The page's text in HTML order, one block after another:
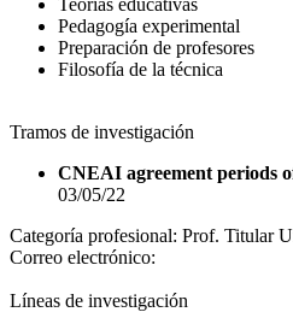
Pedagogía experimental
Preparación de profesores
Filosofía de la técnica
Tramos de investigación
CNEAI agreement periods
03/05/22
Categoría profesional: Prof. Titular
Correo electrónico:
Líneas de investigación